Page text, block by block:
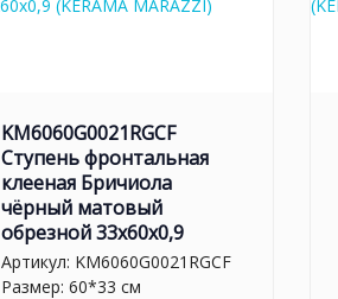
KM6060G0021RGCF
Ступень фронтальная
клееная Бричиола
чёрный матовый
обрезной 33x60x0,9
Артикул: KM6060G0021RGCF
Размер: 60*33 см